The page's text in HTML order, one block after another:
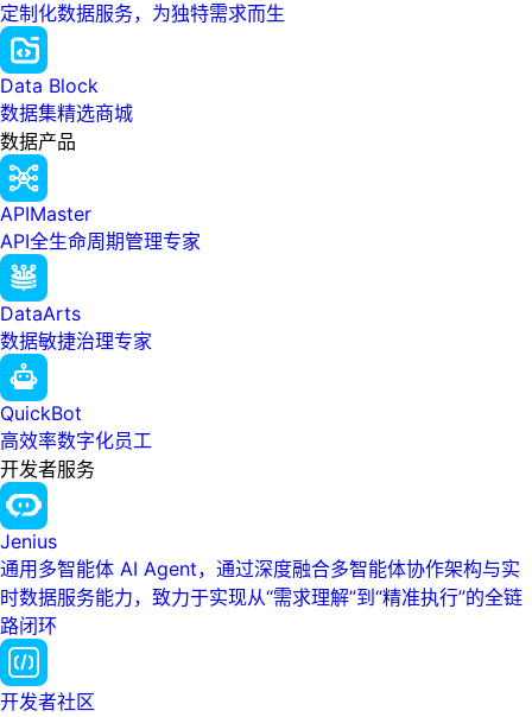
定制化数据服务，为独特需求而生
Data Block
数据集精选商城
数据产品
APIMaster
API全生命周期管理专家
DataArts
数据敏捷治理专家
QuickBot
高效率数字化员工
开发者服务
Jenius
通用多智能体 AI Agent，通过深度融合多智能体协作架构与实
时数据服务能力，致力于实现从“需求理解”到“精准执行”的全链
路闭环
开发者社区